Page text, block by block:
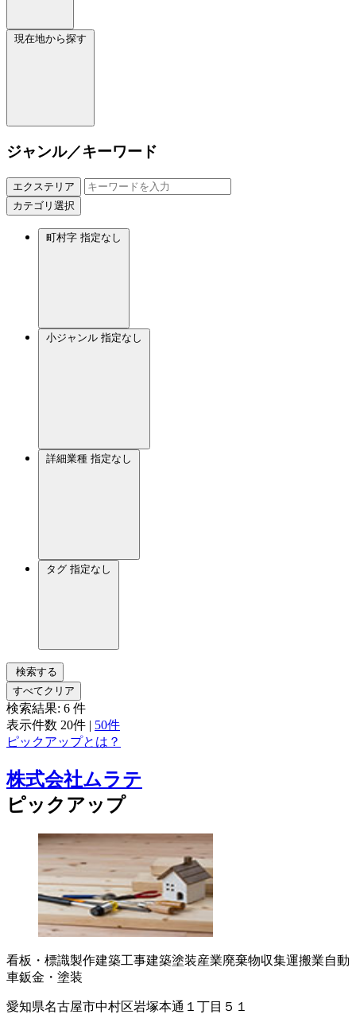
現在地から探す
ジャンル／キーワード
エクステリア
カテゴリ選択
町村字 指定なし
小ジャンル 指定なし
詳細業種 指定なし
タグ 指定なし
検索する
すべてクリア
検索結果: 6 件
表示件数 20件 | 50件
ピックアップとは？
株式会社ムラテ
ピックアップ
看板・標識製作建築工事建築塗装産業廃棄物収集運搬業自動
車鈑金・塗装
愛知県名古屋市中村区岩塚本通１丁目５１